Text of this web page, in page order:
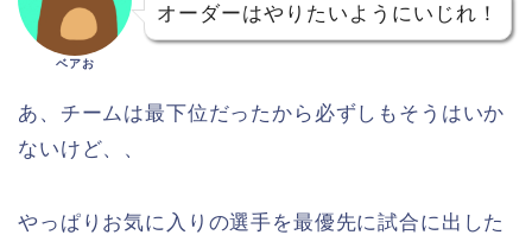
ベアお
オーダーはやりたいようにいじれ！
あ、チームは最下位だったから必ずしもそうはいか
ないけど、、
やっぱりお気に入りの選手を最優先に試合に出した